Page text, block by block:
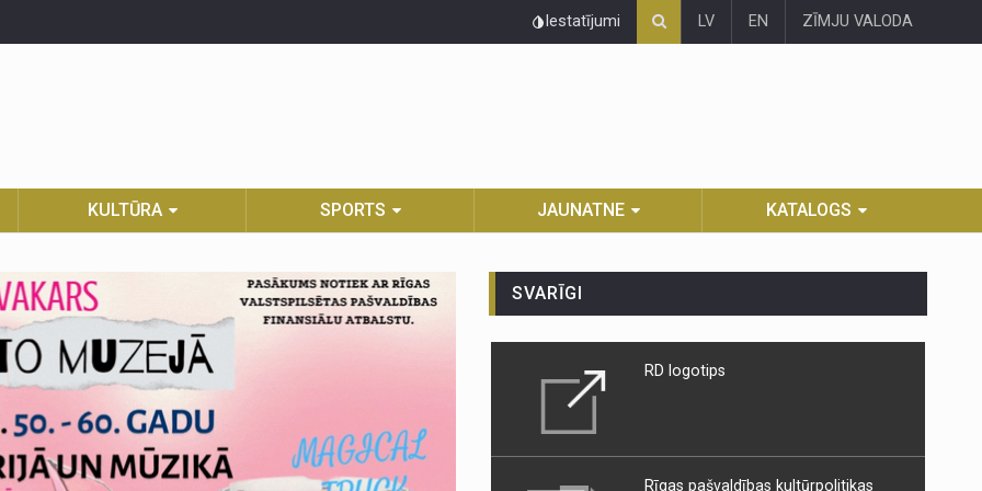
Iestatījumi LV EN ZĪMJU VALODA
KULTŪRA SPORTS JAUNATNE KATALOGS
SVARĪGI
RD logotips
Rīgas pašvaldības kultūrpolitikas